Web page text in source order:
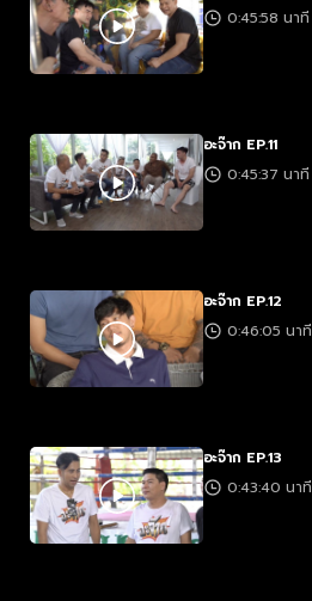
0:45:58 นาที
อะจ๊าก EP.11
0:45:37 นาที
อะจ๊าก EP.12
0:46:05 นาที
อะจ๊าก EP.13
0:43:40 นาที